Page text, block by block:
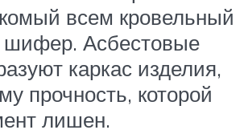
всем кровельный
шифер. Асбестовые
каркас изделия,
прочность, которой
лишен.